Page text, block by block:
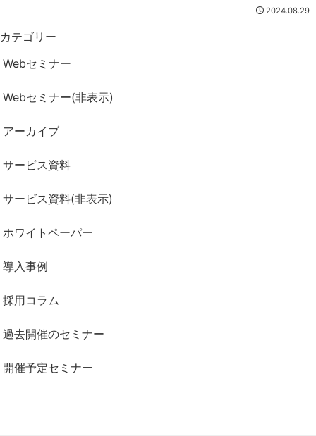
2024.08.29
カテゴリー
Webセミナー
Webセミナー(非表示)
アーカイブ
サービス資料
サービス資料(非表示)
ホワイトペーパー
導入事例
採用コラム
過去開催のセミナー
開催予定セミナー